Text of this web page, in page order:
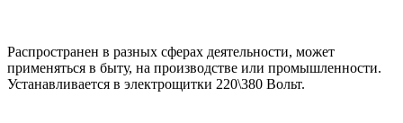
Распространен в разных сферах деятельности, может
применяться в быту, на производстве или промышленности.
Устанавливается в электрощитки 220\380 Вольт.